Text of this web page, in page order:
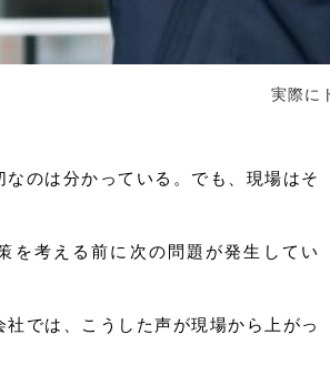
実際に
なのは分かっている。でも、現場はそ
を考える前に次の問題が発生してい
社では、こうした声が現場から上がっ